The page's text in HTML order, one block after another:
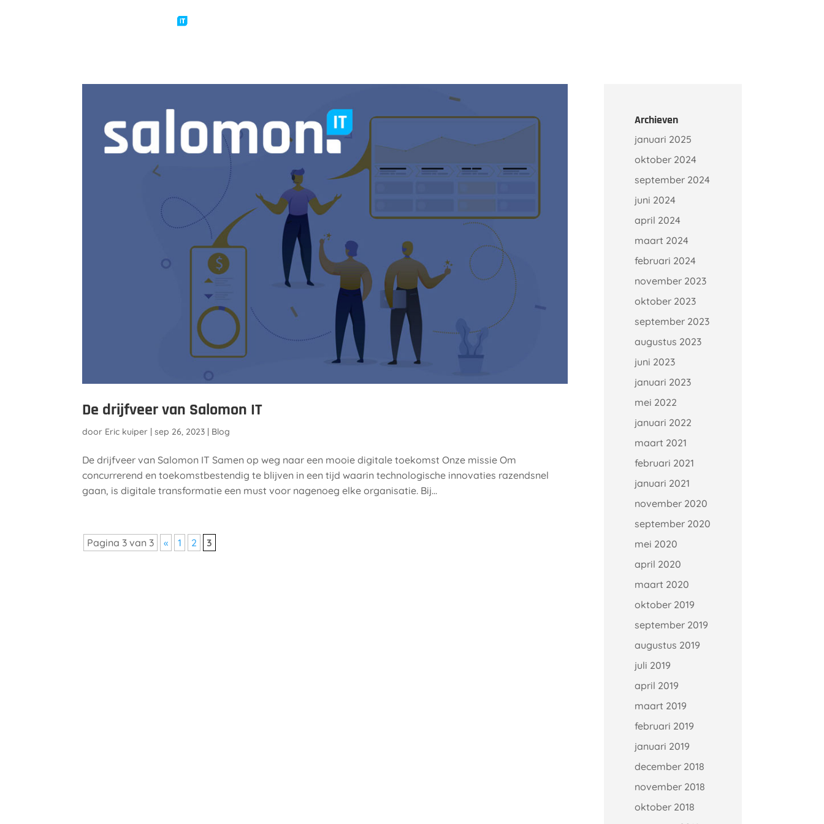
De drijfveer van Salomon IT
door Eric kuiper |sep 26, 2023 | Blog
De drijfveer van Salomon IT Samen op weg naar een mooie digitale toekomst Onze missie Om
concurrerend en toekomstbestendig te blijven in een tijd waarin technologische innovaties razendsnel
gaan, is digitale transformatie een must voor nagenoeg elke organisatie. Bij...
Pagina 3 van 3 « 1 2 3
Archieven
januari 2025
oktober 2024
september 2024
juni 2024
april 2024
maart 2024
februari 2024
november 2023
oktober 2023
september 2023
augustus 2023
juni 2023
januari 2023
mei 2022
januari 2022
maart 2021
februari 2021
januari 2021
november 2020
september 2020
mei 2020
april 2020
maart 2020
oktober 2019
september 2019
augustus 2019
juli 2019
april 2019
maart 2019
februari 2019
januari 2019
december 2018
november 2018
oktober 2018